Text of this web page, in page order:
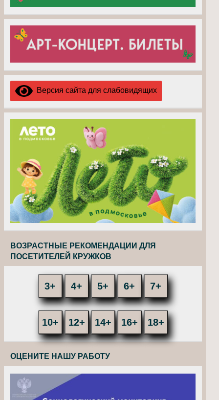
Версия сайта для слабовидящих
ВОЗРАСТНЫЕ РЕКОМЕНДАЦИИ ДЛЯ
ПОСЕТИТЕЛЕЙ КРУЖКОВ
3+ 4+ 5+ 6+ 7+
10+ 12+ 14+ 16+ 18+
ОЦЕНИТЕ НАШУ РАБОТУ